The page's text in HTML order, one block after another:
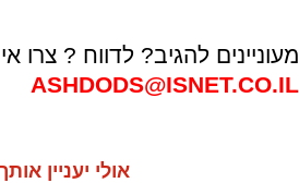
מעוניינים להגיב? לדווח ? צרו
ASHDODS@ISNET.CO.IL
אולי יעניין